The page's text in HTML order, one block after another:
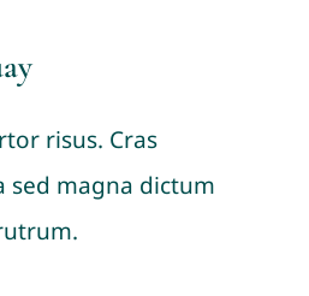
risus. Cras
sed magna dictum